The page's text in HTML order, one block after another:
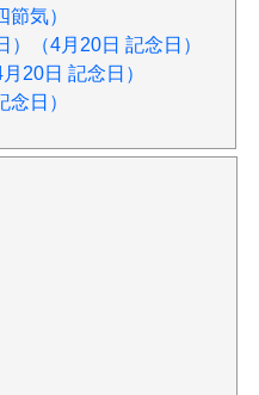
気）
（4月20日 記念日）
20日 記念日）
日）